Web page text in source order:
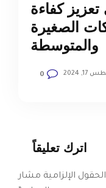
كفاءة
الصغيرة
والمتوسطة
2024
0
اترك تعليقاً
الحقول الإلزامية مشار